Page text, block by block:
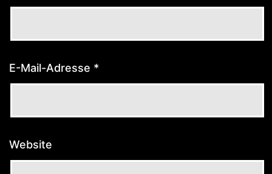
E-Mail-Adresse *
Website